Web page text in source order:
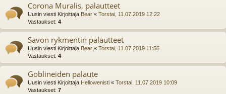
Corona Muralis, palautteet
Uusin viesti Kirjoittaja Bear « Torstai, 11.07.2019 12:22
Vastaukset: 4
Savon rykmentin palautteet
Uusin viesti Kirjoittaja Bear « Torstai, 11.07.2019 11:56
Vastaukset: 4
Goblineiden palaute
Uusin viesti Kirjoittaja Hellowenisti « Torstai, 11.07.2019 10:09
Vastaukset: 7